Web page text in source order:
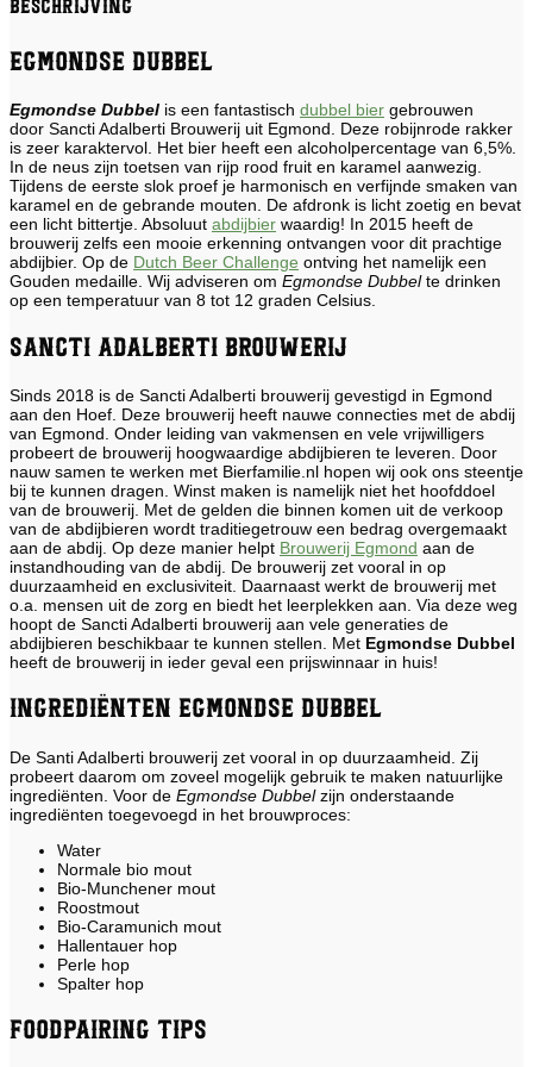
Beschrijving
Egmondse Dubbel
Egmondse Dubbel is een fantastisch dubbel bier gebrouwen
door Sancti Adalberti Brouwerij uit Egmond. Deze robijnrode rakker
is zeer karaktervol. Het bier heeft een alcoholpercentage van 6,5%.
In de neus zijn toetsen van rijp rood fruit en karamel aanwezig.
Tijdens de eerste slok proef je harmonisch en verfijnde smaken van
karamel en de gebrande mouten. De afdronk is licht zoetig en bevat
een licht bittertje. Absoluut abdijbier waardig! In 2015 heeft de
brouwerij zelfs een mooie erkenning ontvangen voor dit prachtige
abdijbier. Op de Dutch Beer Challenge ontving het namelijk een
Gouden medaille. Wij adviseren om Egmondse Dubbelte drinken
op een temperatuur van 8 tot 12 graden Celsius.
Sancti Adalberti Brouwerij
Sinds 2018 is de Sancti Adalberti brouwerij gevestigd in Egmond
aan den Hoef. Deze brouwerij heeft nauwe connecties met de abdij
van Egmond. Onder leiding van vakmensen en vele vrijwilligers
probeert de brouwerij hoogwaardige abdijbieren te leveren. Door
nauw samen te werken met Bierfamilie.nl hopen wij ook ons steentje
bij te kunnen dragen. Winst maken is namelijk niet het hoofddoel
van de brouwerij. Met de gelden die binnen komen uit de verkoop
van de abdijbieren wordt traditiegetrouw een bedrag overgemaakt
aan de abdij. Op deze manier helpt Brouwerij Egmond aan de
instandhouding van de abdij. De brouwerij zet vooral in op
duurzaamheid en exclusiviteit. Daarnaast werkt de brouwerij met
o.a. mensen uit de zorg en biedt het leerplekken aan. Via deze weg
hoopt de Sancti Adalberti brouwerij aan vele generaties de
abdijbieren beschikbaar te kunnen stellen. Met Egmondse Dubbel
heeft de brouwerij in ieder geval een prijswinnaar in huis!
Ingrediënten Egmondse Dubbel
De Santi Adalberti brouwerij zet vooral in op duurzaamheid. Zij
probeert daarom om zoveel mogelijk gebruik te maken natuurlijke
ingrediënten. Voor de Egmondse Dubbelzijn onderstaande
ingrediënten toegevoegd in het brouwproces:
Water
Normale bio mout
Bio-Munchener mout
Roostmout
Bio-Caramunich mout
Hallentauer hop
Perle hop
Spalter hop
Foodpairing tips